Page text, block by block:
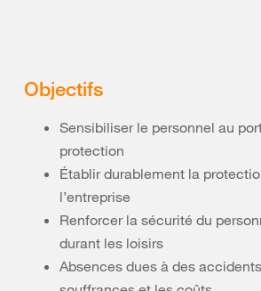
Objectifs
Sensibiliser le personnel au
protection
Établir durablement la
l’entreprise
Renforcer la sécurité du
durant les loisirs
Absences dues à des